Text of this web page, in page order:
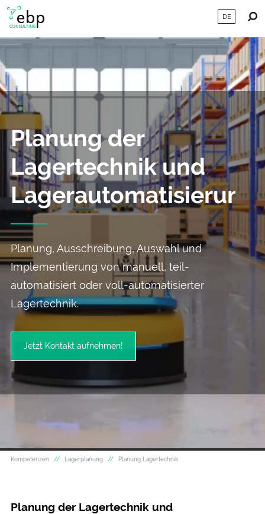
DE
Planung der
Lagertechnik und
Lagerautomatisierung
Planung, Ausschreibung, Auswahl und
Implementierung von manuell, teil-
automatisiert oder voll-automatisierter
Lagertechnik.
Jetzt Kontakt aufnehmen!
Kompetenzen Lagerplanung Planung Lagertechnik
Planung der Lagertechnik und